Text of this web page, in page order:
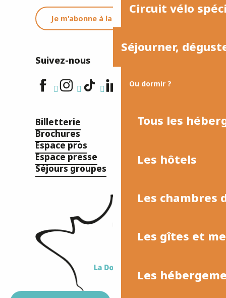
Circuit vélo
Séjourner,
Ou dormir ?
Tous les
Les hôtels
Les chambres
Les gîtes et
Les
Je m'abonne à la newsletter
Suivez-nous
Billetterie
Brochures
Espace pros
Espace presse
Séjours groupes